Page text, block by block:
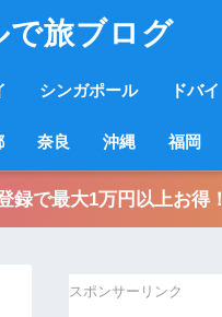
で旅ブログ
シンガポール ドバイ
奈良 沖縄 福岡
録で最大1万円以上お得！
スポンサーリンク